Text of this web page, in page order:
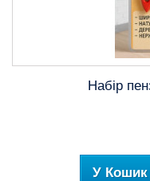
Набір
У Кошик